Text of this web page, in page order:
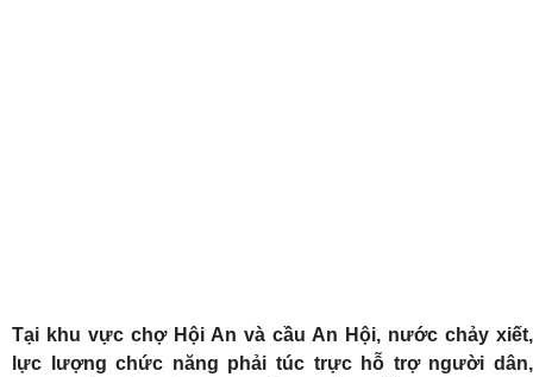
Tại khu vực chợ Hội An và cầu An Hội, nước chảy xiết,
lực lượng chức năng phải túc trực hỗ trợ người dân,